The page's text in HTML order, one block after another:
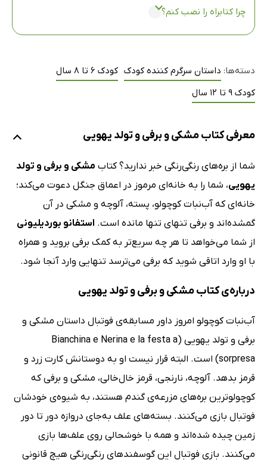
چرا کتابراه را نصب کنم؟
دسته‌ها: داستان سرگرم کننده کودک کودک 6 تا 8 سال
کودک 9 تا 12 سال
معرفی کتاب مشکی و برفی و تولد یهویی
شما از بره‌های رنگی‌رنگی خبر ندارید؟ کتاب مشکی و برفی و تولد
یهویی، شما را به خانه‌ای مرموز در اعماق جنگل دعوت می‌کند؛
خانه‌ای که آ‌ب‌نبات کوچولو، پسته، آلوچه و مشکی در آن
گمشده‌اند و برفی تنهای تنها مانده است. استفانو بوردیلیونی
از شما می‌خواهد تا هر چه سریع‌تر به کمک برفی بروید و همراه
با او وارد اتاقی شوید که برفی می‌ترسد تنهایی وارد آنجا شود.
درباره‌ی کتاب مشکی و برفی و تولد یهویی
آب‌نبات کوچولو امروز داور مسابقه‌ی فوتبال داستان مشکی و
برفی و تولد یهویی (Bianchina e Nerina e la festa a
sorpresa) است. البته قرار نیست او به دوستانش کارت زرد و
قرمز بدهد. آلوچه، نارنجی، قرمز خال‌خالی، مشکی و برفی که
کوچولوترین بره‌های مزرعه‌ی گندم هستند، به شیوه‌ی خودشان
فوتبال بازی می‌کنند. بسته‌های علف به‌جای دروازه دور تا دور
زمین چیده شده‌اند و همه با خوشحالی روی علف‌ها بازی
می‌کنند. بازی فوتبال این گوسفندهای رنگی‌رنگی هیچ قانونی